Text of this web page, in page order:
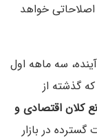
خواهد
سه ماهه اول
گذشته از
کلان اقتصادی و
گسترده در بازار